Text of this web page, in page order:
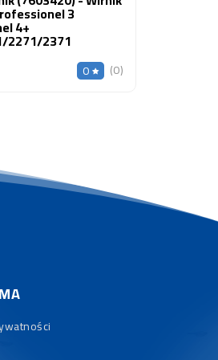
3
4+
2271/2371
0 (0)